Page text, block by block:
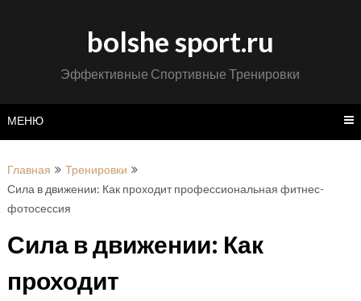
bolshe sport.ru
Эффективные Спортивные Тренировки
МЕНЮ
Главная
Тренировки
Сила в движении: Как проходит профессиональная фитнес-
фотосессия
Сила в движении: Как
проходит